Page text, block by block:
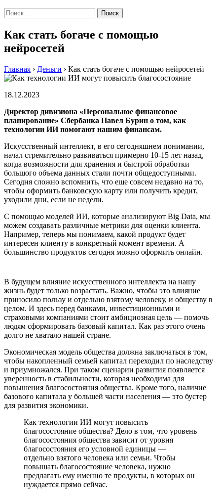
Найти:
Как стать богаче с помощью
нейросетей
Главная › Деньги › Как стать богаче с помощью нейросетей
18.12.2023
Директор дивизиона «Персональное финансовое
планирование» Сбербанка Павел Бурин о том, как
технологии ИИ помогают нашим финансам.
Искусственный интеллект, в его сегодняшнем понимании,
начал стремительно развиваться примерно 10-15 лет назад,
когда возможности для хранения и быстрой обработки
большого объема данных стали почти общедоступными.
Сегодня сложно вспомнить, что еще совсем недавно на то,
чтобы оформить банковскую карту или получить кредит,
уходили дни, если не недели.
С помощью моделей ИИ, которые анализируют Big Data, мы
можем создавать различные метрики для оценки клиента.
Например, теперь мы понимаем, какой продукт будет
интересен клиенту в конкретный момент времени. А
большинство продуктов сегодня можно оформить онлайн.
В будущем влияние искусственного интеллекта на нашу
жизнь будет только возрастать. Важно, чтобы это влияние
приносило пользу и отдельно взятому человеку, и обществу в
целом. И здесь перед банками, инвестиционными и
страховыми компаниями стоит амбициозная цель — помочь
людям сформировать базовый капитал. Как раз этого очень
долго не хватало нашей стране.
Экономическая модель общества должна заключаться в том,
чтобы накопленный семьей капитал переходил по наследству
и приумножался. При таком сценарии развития появляется
уверенность в стабильности, которая необходима для
повышения благосостояния общества. Кроме того, наличие
базового капитала у большей части населения — это бустер
для развития экономики.
Как технологии ИИ могут повысить
благосостояние общества? Дело в том, что уровень
благосостояния общества зависит от уровня
благосостояния его условной единицы —
отдельно взятого человека или семьи. Чтобы
повышать благосостояние человека, нужно
предлагать ему именно те продукты, в которых он
нуждается прямо сейчас.